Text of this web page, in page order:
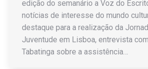
edição do semanário a Voz do
notícias de interesse do mundo
destaque para a realização da
Juventude em Lisboa, entrevista
Tabatinga sobre a assistência…